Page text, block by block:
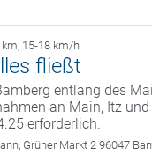
km, 15-18 km/h
fließt
entlang des
an Main, Itz
erforderlich.
Grüner Markt 2 96047